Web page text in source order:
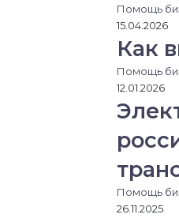
Помощь
15.04.2026
Как
Помощь
12.01.2026
Помощь
26.11.2025